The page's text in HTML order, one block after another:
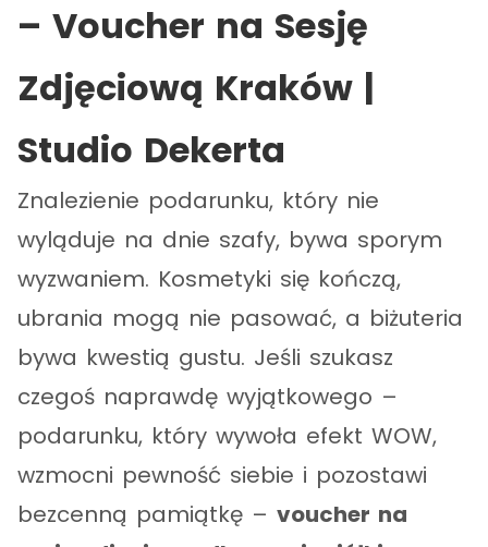
– Voucher na Sesję
Zdjęciową Kraków |
Studio Dekerta
Znalezienie podarunku, który nie
wyląduje na dnie szafy, bywa sporym
wyzwaniem. Kosmetyki się kończą,
ubrania mogą nie pasować, a biżuteria
bywa kwestią gustu. Jeśli szukasz
czegoś naprawdę wyjątkowego –
podarunku, który wywoła efekt WOW,
wzmocni pewność siebie i pozostawi
bezcenną pamiątkę – voucher na